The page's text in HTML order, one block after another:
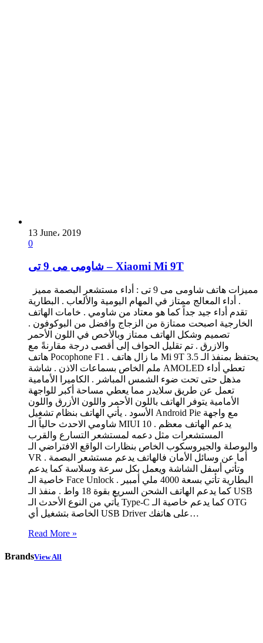
13 June، 2019
0
شاومى مى 9 تى – Xiaomi Mi 9T
. أداء المعالج ممتاز في المهام اليومية والألعاب . البطارية
تقدم أداء جيد جداً كما هو معتاد من شاومي . خامات الهاتف
الخارجية اصبحت ممتازة من الزجاج وافضل من البوكوفون .
تصميم وشكل الهاتف ممتاز وبالأخص في اللون الأحمر
والازرق . تم تقليل الحواف إلى أقصى درجة مقارنةً مع
هاتف Pocophone F1 . ما زال هاتف Mi 9T يحتفظ بمنفذ الـ 3.5
ملم الخاص بسماعات الاذن . شاشة AMOLED تعطي أداء
مذهل حتى تحت ضوء الشمس المباشر . الكاميرا الأمامية
تعمل عن طريق سلايدر مما يعطي مساحة أكبر للواجهة
الأمامية يتوفر الهاتف باللون الأحمر واللون الأزرق واللون
الأسود . يأتي الهاتف بنظام تشغيل Android Pie مع واجهة
شاومي الاحدث حالياً الـ MIUI 10 . يدعم الهاتف معظم
المستشعرات مثل دعمه لمستشعر التسارع والقرب
والبوصلة والجيروسكوب الخاص بنظارات الواقع الافتراضي الـ
VR . أما عن وسائل الأمان فالهاتف يدعم مستشعر البصمة
وتأتي أسفل الشاشة ويعمل بكل سرعة وسلاسة كما يدعم
خاصية الـ Face Unlock . البطارية تأتي بسعة 4000 ملي أمبير
كما يدعم الهاتف الشحن السريع بقوة 18 واط . منفذ الـ USB
يأتي من النوع الأحدث الـ Type-C كما يدعم خاصية الـ OTG
الخاصة بتشغيل أي USB Driver على هاتفك…
Read More »
BrandsView All